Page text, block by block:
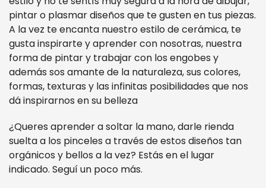
pintar o plasmar diseños que te gusten en tus piezas.
A la vez te encanta nuestro estilo de cerámica, te
gusta inspirarte y aprender con nosotras, nuestra
forma de pintar y trabajar con los engobes y
además sos amante de la naturaleza, sus colores,
formas, texturas y las infinitas posibilidades que nos
dá inspirarnos en su belleza
¿Queres aprender a soltar la mano, darle rienda
suelta a los pinceles a través de estos diseños tan
orgánicos y bellos a la vez? Estás en el lugar
indicado. Seguí un poco más.